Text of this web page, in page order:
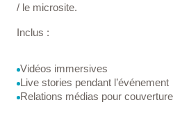
/ le microsite.
Inclus :
Vidéos immersives
Live stories pendant l’événement
Relations médias pour